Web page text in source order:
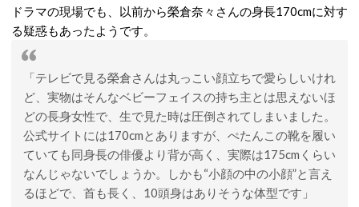
ドラマの現場でも、以前から榮倉奈々さんの身長170cmに対す
る疑惑もあったようです。
「テレビで見る榮倉さんは丸っこい顔立ちで愛らしいけれ
ど、実物はそんなベビーフェイスの持ち主とは思えないほ
どの長身女性で、生で見た時は圧倒されてしまいました。
公式サイトには170cmとありますが、ぺたんこの靴を履い
ていても同身長の俳優より背が高く、実際は175cmくらい
なんじゃないでしょうか。しかも“小顔の中の小顔”と言え
るほどで、首も長く、10頭身はありそうな体型です」